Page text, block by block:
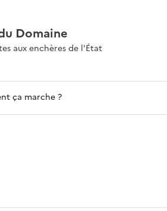
Domaine
aux enchères de l'État
ça marche ?